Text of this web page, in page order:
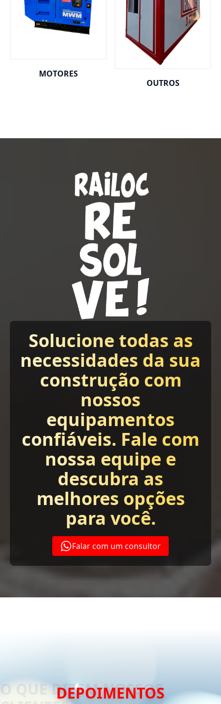
MOTORES
OUTROS
Solucione todas as
necessidades da sua
construção com
nossos
equipamentos
confiáveis. Fale com
nossa equipe e
descubra as
melhores opções
para você.
Falar com um consultor
DEPOIMENTOS